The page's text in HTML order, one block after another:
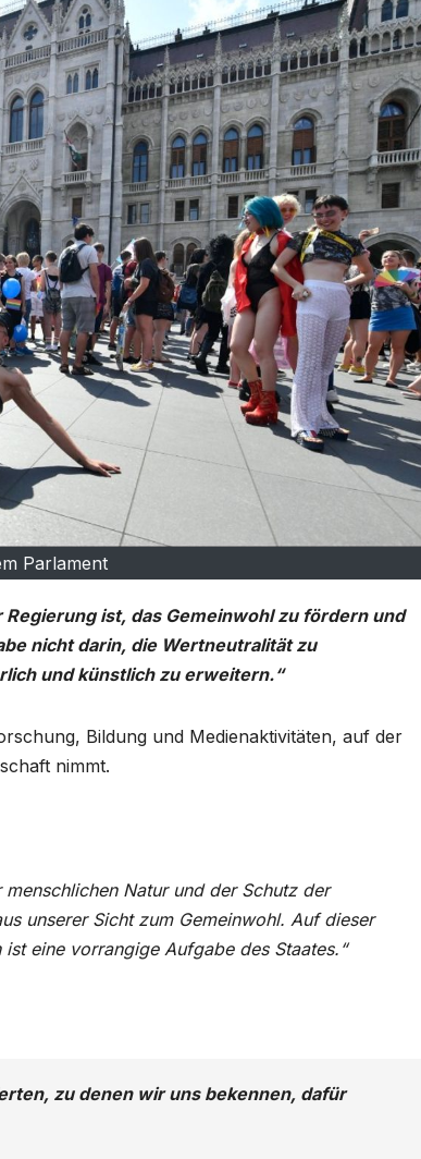
Parlament
ist, das Gemeinwohl zu fördern und
nicht darin, die Wertneutralität zu
und künstlich zu erweitern.“
Bildung und Medienaktivitäten, auf der
nimmt.
Natur und der Schutz der
unserer Sicht zum Gemeinwohl. Auf dieser
eine vorrangige Aufgabe des Staates.“
zu denen wir uns bekennen, dafür